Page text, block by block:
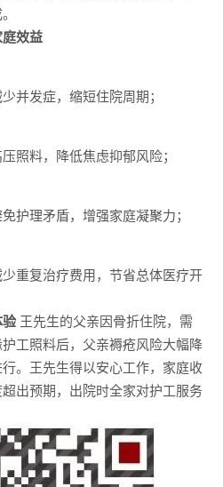
效益
并发症，缩短住院周期；
照料，降低焦虑抑郁风险；
护理矛盾，增强家庭凝聚力；
重复治疗费用，节省总体医疗开
王先生的父亲因骨折住院，需
工照料后，父亲褥疮风险大幅降
。王先生得以安心工作，家庭收
出预期，出院时全家对护工服务